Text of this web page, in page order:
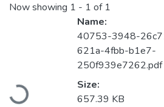
Now showing 1 - 1 of 1
Loading...
Name:
40753-3948-
621a-4fbb-b1e7-
250f939e7262.pdf
Size:
657.39 KB